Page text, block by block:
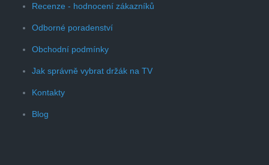
Recenze - hodnocení zákazníků
Odborné poradenství
Obchodní podmínky
Jak správně vybrat držák na TV
Kontakty
Blog